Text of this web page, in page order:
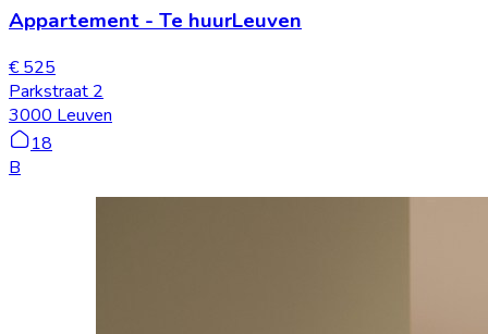
Appartement-Te huurLeuven
€ 525
Parkstraat 2
3000 Leuven
18
B